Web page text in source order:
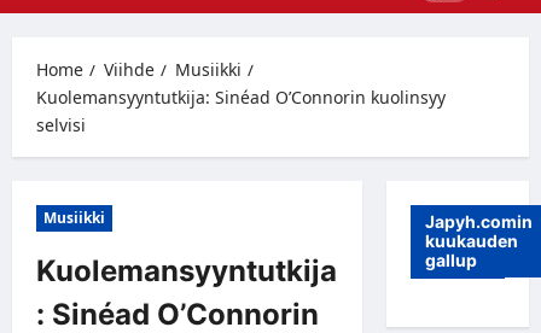
Home Viihde
Musiikki
Kuolemansyyntutkija: Sinéad O’Connorin kuolinsyy
selvisi
Musiikki
Kuolemansyyntutkija
: Sinéad O’Connorin
Japyh.comin
kuukauden
gallup